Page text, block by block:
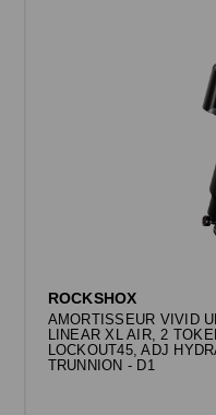
ROCKSHOX
AMORTISSEUR VIVID
LINEAR XL AIR, 2
LOCKOUT45, ADJ
TRUNNION - D1